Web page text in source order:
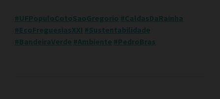
#UFPopuloCotoSaoGregorio #CaldasDaRainha
#EcoFreguesiasXXI #Sustentabilidade
#BandeiraVerde #Ambiente #PedroBras